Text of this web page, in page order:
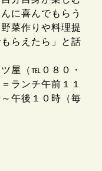
に喜んでもらう
菜作りや料理提
らえたら」と話
屋（℡０８０・
ランチ午前１１
午後１０時（毎